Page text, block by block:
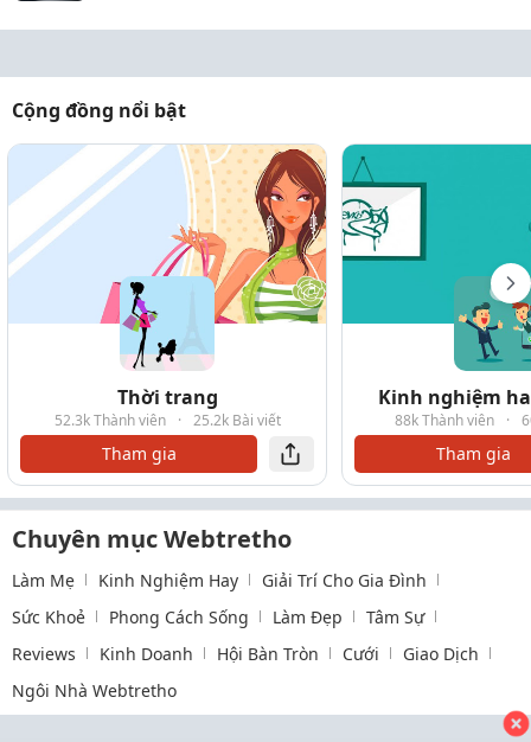
Cộng đồng nổi bật
Thời trang
52.3k Thành viên · 25.2k Bài viết
Tham gia
Kinh nghiệm
88k Thành viên ·
Tham gia
Chuyên mục Webtretho
Làm Mẹ Kinh Nghiệm Hay
Giải Trí Cho Gia Đình
Sức Khoẻ
Phong Cách Sống Làm Đẹp
Tâm Sự
Reviews
Kinh Doanh Hội Bàn Tròn Cưới
Giao Dịch
Ngôi Nhà Webtretho